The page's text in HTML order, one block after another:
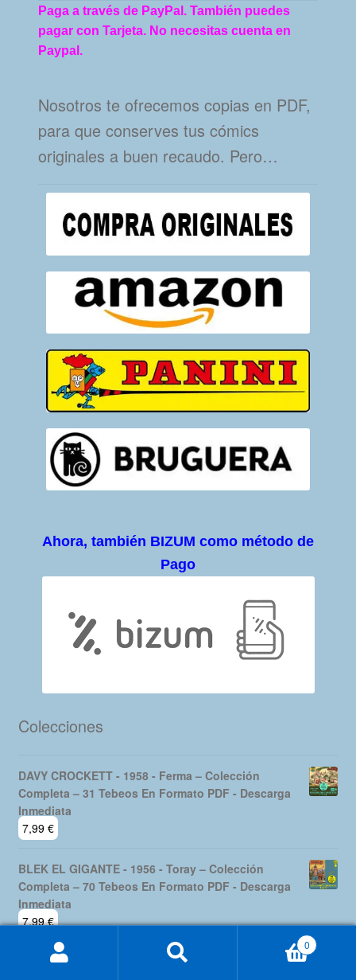
Paga a través de PayPal. También puedes
pagar con Tarjeta. No necesitas cuenta en
Paypal.
Nosotros te ofrecemos copias en PDF,
para que conserves tus cómics
originales a buen recaudo. Pero…
Ahora, también BIZUM como método de
Pago
Colecciones
DAVY CROCKETT - 1958 - Ferma – Colección
Completa – 31 Tebeos En Formato PDF - Descarga
Inmediata
7,99 €
BLEK EL GIGANTE - 1956 - Toray – Colección
Completa – 70 Tebeos En Formato PDF - Descarga
Inmediata
7,99€
GUAI! – 1986 - Colección Completa – 175 Tebeos En
0